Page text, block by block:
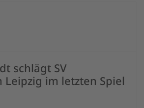
schlägt SV
Leipzig im letzten Spiel